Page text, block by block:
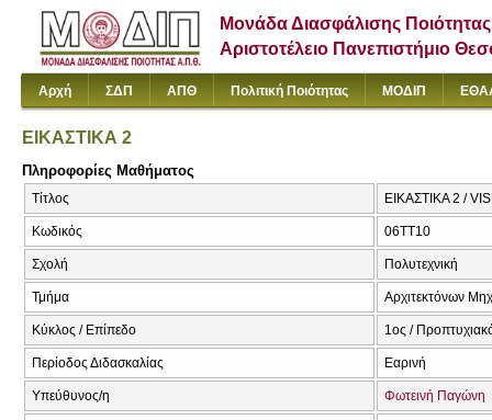
Μονάδα Διασφάλισης Ποιότητας
Αριστοτέλειο Πανεπιστήμιο
Αρχή ΣΔΠ ΑΠΘ Πολιτική Ποιότητας ΜΟΔΙΠ
ΕΙΚΑΣΤΙΚΑ 2
Πληροφορίες Μαθήματος
Τίτλος ΕΙΚΑΣΤΙΚΑ 2 /
Κωδικός 06TT10
Σχολή Πολυτεχνική
Τμήμα Αρχιτεκτόνων
Κύκλος / Επίπεδο 1ος /
Περίοδος Διδασκαλίας Εαρινή
Υπεύθυνος/η Φωτεινή Παγώνη